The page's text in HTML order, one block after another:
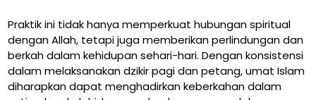
Praktik ini tidak hanya memperkuat hubungan spiritual
dengan Allah, tetapi juga memberikan perlindungan dan
berkah dalam kehidupan sehari-hari. Dengan konsistensi
dalam melaksanakan dzikir pagi dan petang, umat Islam
diharapkan dapat menghadirkan keberkahan dalam